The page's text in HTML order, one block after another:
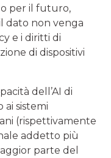
per il futuro,
dato non venga
e i diritti di
di dispositivi
dell’AI di
sistemi
(rispettivamente
addetto più
parte del